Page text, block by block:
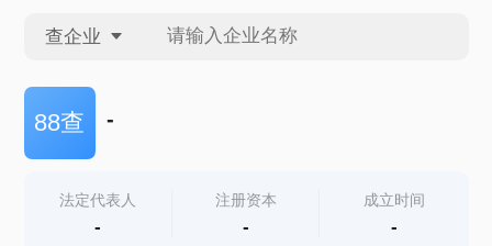
查企业
查企业
查产地
88查 -
法定代表人
-
注册资本
-
成立时间
-